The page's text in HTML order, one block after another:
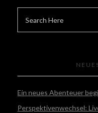
Ein neues Abenteuer
Perspektivenwechsel: